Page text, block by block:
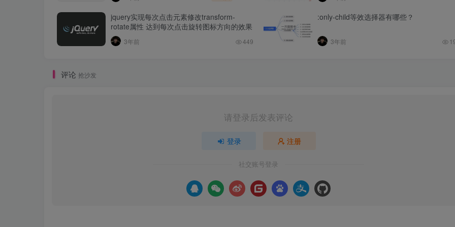
jquery实现每次点击元素修改transform-
rotate属性 达到每次点击旋转图标方向的效果
3年前 449
:only-child等效选择器有哪些？
3年前
评论 抢沙发
请登录后发表评论
登录 注册
社交账号登录